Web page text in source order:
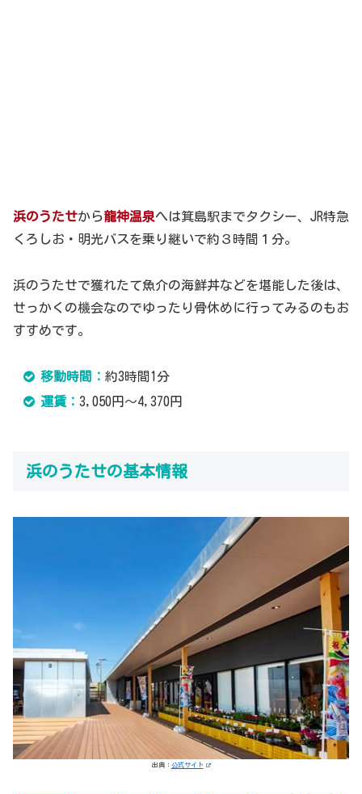
浜のうたせから龍神温泉へは箕島駅までタクシー、JR特急
くろしお・明光バスを乗り継いで約３時間１分。
浜のうたせで獲れたて魚介の海鮮丼などを堪能した後は、
せっかくの機会なのでゆったり骨休めに行ってみるのもお
すすめです。
移動時間： 約3時間1分
運賃： 3,050円～4,370円
浜のうたせの基本情報
出典： 公式サイト